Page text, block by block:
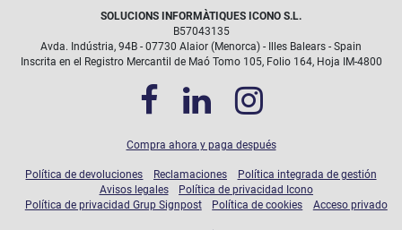
SOLUCIONS INFORMÀTIQUES ICONO S.L.
B57043135
Avda. Indústria, 94B - 07730 Alaior (Menorca) - Illes Balears - Spain
Inscrita en el Registro Mercantil de Maó Tomo 105, Folio 164, Hoja IM-4800
Compra ahora y paga después
Política de devoluciones Reclamaciones
Política integrada de gestión
Avisos legales
Política de privacidad Icono
Política de privacidad Grup Signpost
Política de cookies Acceso privado